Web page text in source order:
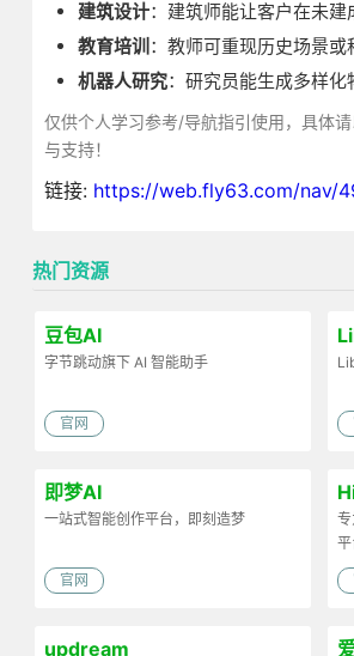
建筑设计：建筑师能让客户在未建
教育培训 ：教师可重现历史场景或
机器人研究：研究员能生成多样化
仅供个人学习参考/导航指引使用，具体
与支持！
链接: https://web.fly63.com/nav/
热门资源
豆包AI
字节跳动旗下 AI 智能助手
官网
即梦AI
一站式智能创作平台，即刻造梦
官网
平
updream